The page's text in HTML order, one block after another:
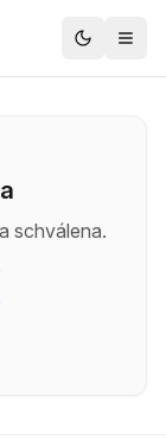
schválena.